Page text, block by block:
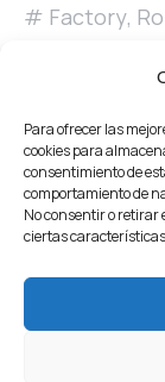
Para ofrecer las
cookies para
consentimiento de
comportamiento de
No consentir o
ciertas
Factory,